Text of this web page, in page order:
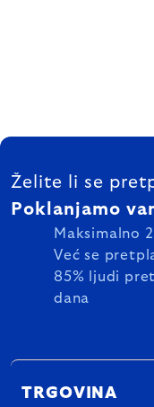
FOOTER
Želite li se
Poklanjamo
Maksimalno
Već se
85% ljudi
dana
TRGOVINA